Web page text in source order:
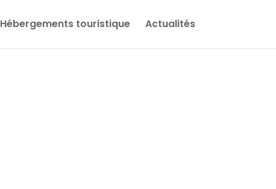
Hébergements touristique Actualités